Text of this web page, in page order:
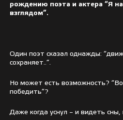
рождению поэта и актера “Я
взглядом”.
Один поэт сказал однажды:
сохраняет..”.
Но может есть возможность?
победить”?
Даже когда уснул – и видеть